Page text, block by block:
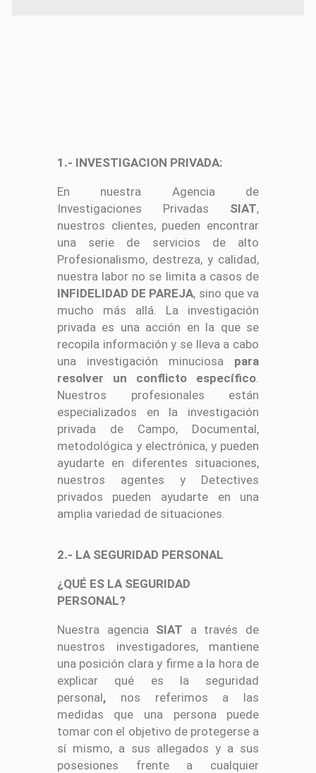
1.- INVESTIGACION PRIVADA:
En nuestra Agencia de
Investigaciones Privadas SIAT,
nuestros clientes, pueden encontrar
una serie de servicios de alto
Profesionalismo, destreza, y calidad,
nuestra labor no se limita a casos de
INFIDELIDAD DE PAREJA, sino que va
mucho más allá. La investigación
privada es una acción en la que se
recopila información y se lleva a cabo
una investigación minuciosa para
resolver un conflicto específico
Nuestros profesionales están
especializados en la investigación
privada de Campo, Documental,
metodológica y electrónica, y pueden
ayudarte en diferentes situaciones,
nuestros agentes y Detectives
privados pueden ayudarte en una
amplia variedad de situaciones.
2.- LA SEGURIDAD PERSONAL
¿QUÉ ES LA SEGURIDAD
PERSONAL?
Nuestra agencia SIAT a través de
nuestros investigadores, mantiene
una posición clara y firme a la hora de
explicar qué es la seguridad
personal,nos referimos a las
medidas que una persona puede
tomar con el objetivo de protegerse a
sí mismo, a sus allegados y a sus
posesiones frente a cualquier